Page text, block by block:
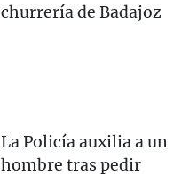
churrería de Badajoz
La Policía auxilia a un
hombre tras pedir